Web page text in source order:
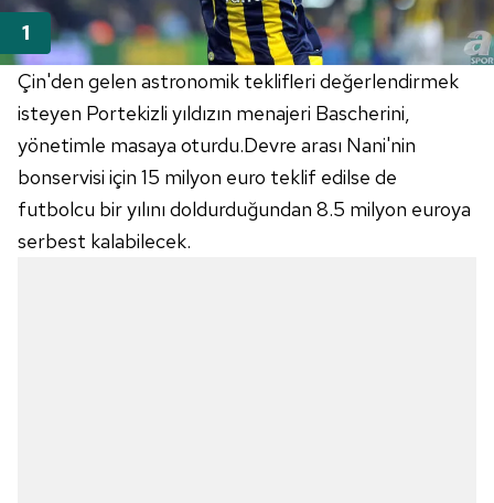
Çin'den gelen astronomik teklifleri değerlendirmek
isteyen Portekizli yıldızın menajeri Bascherini,
yönetimle masaya oturdu.Devre arası Nani'nin
bonservisi için 15 milyon euro teklif edilse de
futbolcu bir yılını doldurduğundan 8.5 milyon euroya
serbest kalabilecek.